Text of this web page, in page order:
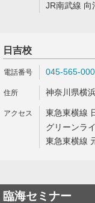
JR南武線 向
日吉校
045-565-
神奈川県横
東急東横線
グリーンラ
東急東横線
臨海セミナー